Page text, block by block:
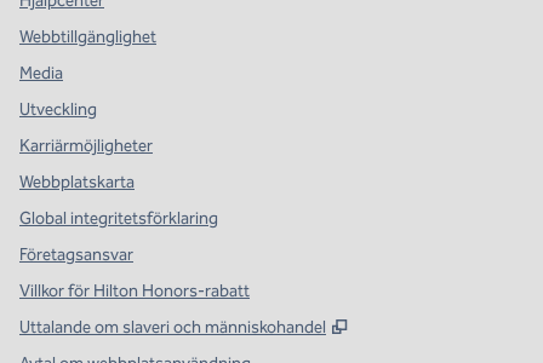
Webbtillgänglighet
Media
Utveckling
Karriärmöjligheter
Webbplatskarta
Global integritetsförklaring
Företagsansvar
Villkor för Hilton Honors-rabatt
Uttalande om slaveri och människohandel
,